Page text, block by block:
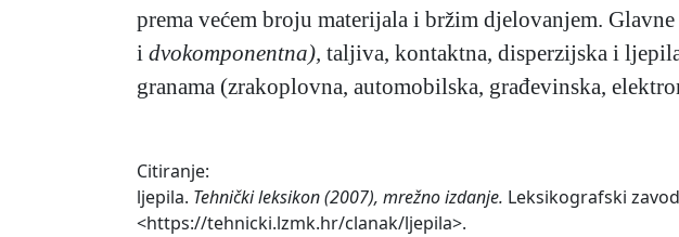
prema većem broju materijala i bržim djelovanjem.
i dvokomponentna), taljiva, kontaktna, disperzijska i
granama (zrakoplovna, automobilska, građevinska,
Citiranje:
ljepila. Tehnički leksikon (2007), mrežno izdanje. Leksikografski
<https://tehnicki.lzmk.hr/clanak/ljepila>.